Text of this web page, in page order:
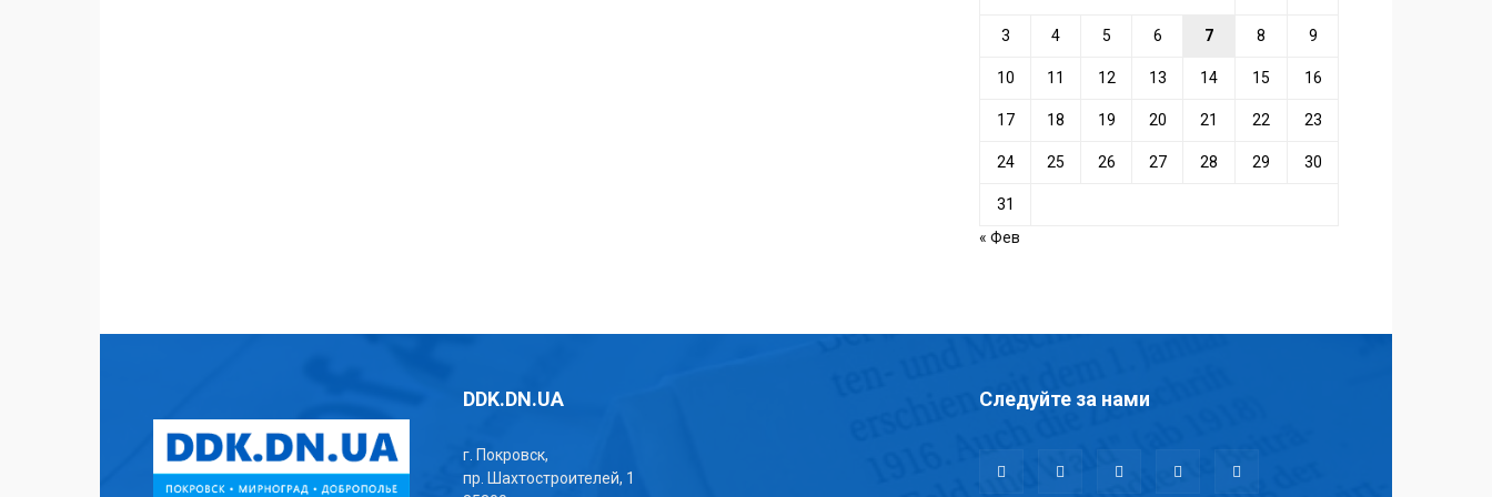
3 4 5 6 7 8 9
10 11 12 13 14 15 16
17 18 19 20 21 22 23
24 25 26 27 28 29 30
31
« Фев
DDK.DN.UA
г. Покровск,
пр. Шахтостроителей, 1
Следуйте за нами